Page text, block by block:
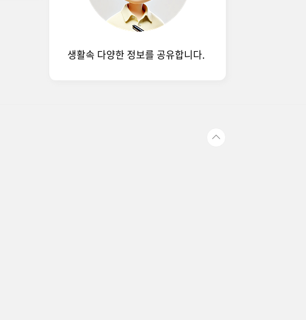
생활속 다양한 정보를 공유합니다.